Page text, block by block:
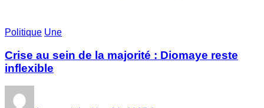
Politique Une
Crise au sein de la majorité : Diomaye reste
inflexible